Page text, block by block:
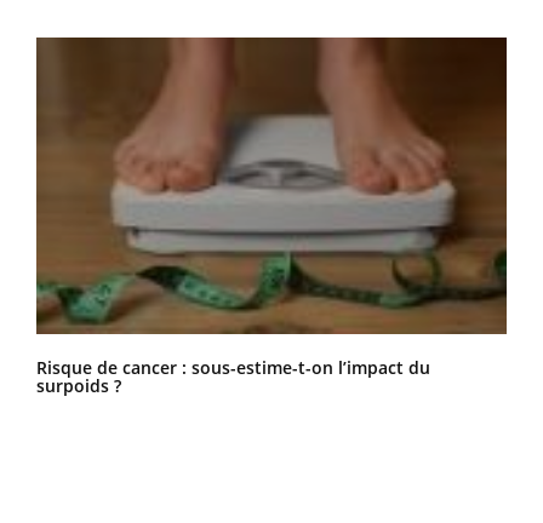
Risque de cancer : sous-estime-t-on l’impact du
surpoids ?